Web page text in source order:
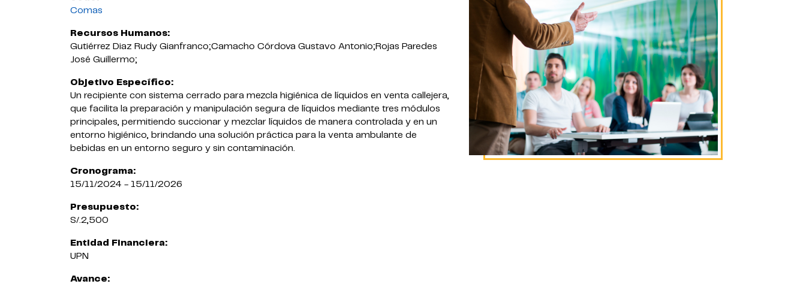
Comas
Recursos Humanos:
Gutiérrez Diaz Rudy Gianfranco;Camacho Córdova Gustavo Antonio;Rojas Paredes
José Guillermo;
Objetivo Específico:
Un recipiente con sistema cerrado para mezcla higiénica de líquidos en venta callejera,
que facilita la preparación y manipulación segura de líquidos mediante tres módulos
principales, permitiendo succionar y mezclar líquidos de manera controlada y en un
entorno higiénico, brindando una solución práctica para la venta ambulante de
bebidas en un entorno seguro y sin contaminación.
Cronograma:
15/11/2024 - 15/11/2026
Presupuesto:
S/.2,500
Entidad Financiera:
UPN
Avance: